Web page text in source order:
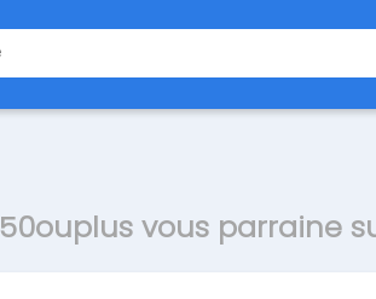
50ouplus vous parraine